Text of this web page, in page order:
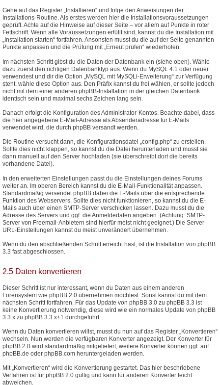
Gehe auf das Register „Installieren“ und folge den Anweisungen der
Installations-Routine. Als erstes werden hier die Installationsvoraussetzungen
geprüft. Achte auf die Hinweise auf dieser Seite – vor allem auf Punkte in roter
Fettschrift. Wenn alle Voraussetzungen erfüllt sind, kannst du die Installation mit
„Installation starten“ fortfahren. Ansonsten musst du die auf der Seite genannten
Punkte anpassen und die Prüfung mit „Erneut prüfen“ wiederholen.
Im nächsten Schritt gibst du die Daten der Datenbank ein (siehe oben). Wähle
dazu zuerst den richtigen Datenbanktyp aus. Wenn du MySQL 4.1 oder neuer
verwendest und dir die Option „MySQL mit MySQLi-Erweiterung“ zur Verfügung
steht, wähle diese Option aus. Den Präfix kannst du frei wählen, er sollte jedoch
nicht mit dem einer anderen phpBB-Installation in der gleichen Datenbank
identisch sein und maximal sechs Zeichen lang sein.
Danach erfolgt die Konfiguration des Administrator-Kontos. Beachte dabei, dass
die hier angegebene E-Mail-Adresse als Absenderadresse für E-Mails
verwendet wird, die durch phpBB versandt werden.
Die Routine versucht dann, die Konfigurationsdatei „config.php“ zu erstellen.
Sollte dies nicht klappen, so kannst du die Datei herunterladen und musst sie
dann manuell auf den Server hochladen (sie überschreibt dort die bereits
vorhandene Datei).
In den erweiterten Einstellungen passt du die Einstellungen deines Forums
weiter an. Im oberen Bereich kannst du die E-Mail-Funktionalität anpassen.
Standardmäßig versendet phpBB dabei die E-Mails über die entsprechende
Funktion des Webservers. Sollte dies nicht funktionieren, so kannst du die E-
Mails auch über einen SMTP-Server verschicken lassen. Dazu musst du die
Adresse des Servers und ggf. die Anmeldedaten angeben. (Achtung: SMTP-
Server von Freemail-Anbietern sind hierfür meist nicht geeignet.) Die Server
URL-Einstellungen kannst du meist unverändert übernehmen.
Wenn du den abschließenden Schritt erreicht hast, ist die Installation von phpBB
3.3 fast abgeschlossen.
2.5 Daten konvertieren
Dieser Schritt ist nur interessant, wenn du Daten aus einem anderen
Forensystem wie phpBB 2.0 übernehmen möchtest. Sonst kannst du mit dem
nächsten Schritt fortfahren. Für das Update von phpBB 3.0 zu phpBB 3.3 ist
keine Konvertierung notwendig, diese wird wie ein normales Update von phpBB
3.3.x zu phpBB 3.3.x+1 durchgeführt.
Wenn du Daten konvertieren willst, musst du nun auf das Register „Konvertieren“
wechseln. Nun werden die verfügbaren Konverter angezeigt. Der Konverter für
phpBB 2.0 wird standardmäßig mitgeliefert, weitere Konverter können ggf. auf
phpBB.de oder phpBB.com heruntergeladen werden.
Mit „Konvertieren“ wird die Konvertierung gestartet. Das hier beschriebene
Verfahren ist für phpBB 2.0 gültig und kann für anderen Konverter leicht
abweichen.